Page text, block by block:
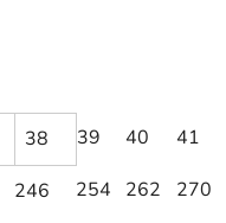
38 39 40 41
246 254 262 270